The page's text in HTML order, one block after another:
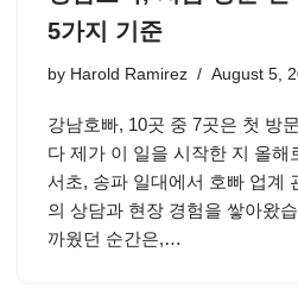
5가지 기준
by Harold Ramirez August 5,
강남호빠, 10곳 중 7곳은 첫 방
다 제가 이 일을 시작한 지 올해
서초, 송파 일대에서 호빠 업계
의 상담과 현장 경험을 쌓아왔
까웠던 순간은,…